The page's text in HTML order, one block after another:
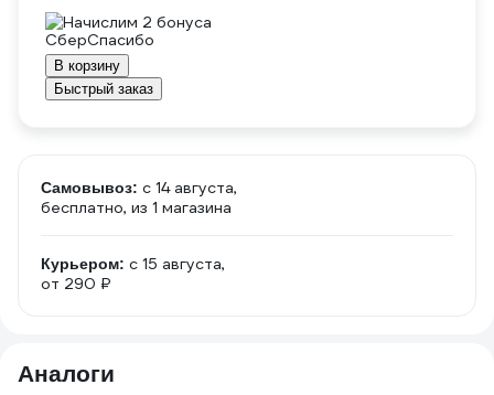
Начислим 2 бонуса
В корзину
Быстрый заказ
Самовывоз: c 14 августа,
бесплатно, из 1 магазина
Курьером: c 15 августа,
от 290 ₽
Аналоги